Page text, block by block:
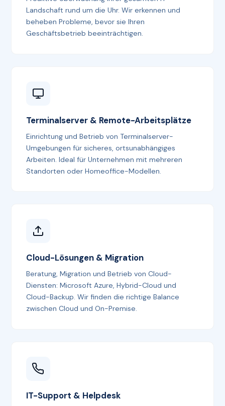
Landschaft rund um die Uhr. Wir erkennen und
beheben Probleme, bevor sie Ihren
Geschäftsbetrieb beeinträchtigen.
Terminalserver & Remote-Arbeitsplätze
Einrichtung und Betrieb von Terminalserver-
Umgebungen für sicheres, ortsunabhängiges
Arbeiten. Ideal für Unternehmen mit mehreren
Standorten oder Homeoffice-Modellen.
Cloud-Lösungen & Migration
Beratung, Migration und Betrieb von Cloud-
Diensten: Microsoft Azure, Hybrid-Cloud und
Cloud-Backup. Wir finden die richtige Balance
zwischen Cloud und On-Premise.
IT-Support & Helpdesk